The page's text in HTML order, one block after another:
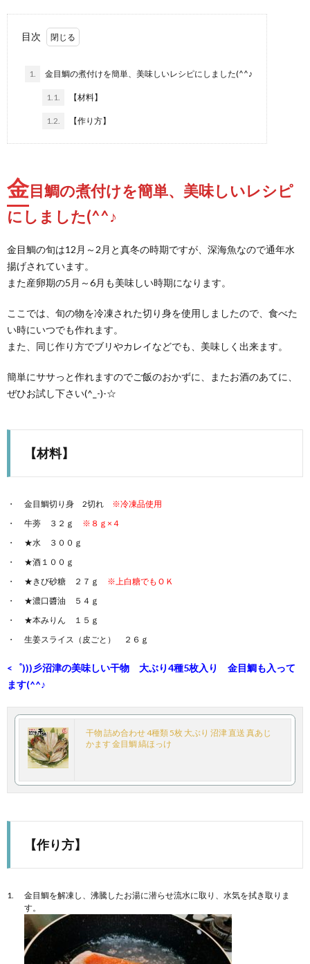
目次
1. 金目鯛の煮付けを簡単、美味しいレシピにしました(^^♪
1.1. 【材料】
1.2. 【作り方】
金目鯛の煮付けを簡単、美味しいレシピ
にしました(^^♪
金目鯛の旬は12月～2月と真冬の時期ですが、深海魚なので通年水
揚げされています。
また産卵期の5月～6月も美味しい時期になります。
ここでは、旬の物を冷凍された切り身を使用しましたので、食べた
い時にいつでも作れます。
また、同じ作り方でブリやカレイなどでも、美味しく出来ます。
簡単にササっと作れますのでご飯のおかずに、またお酒のあてに、
ぜひお試し下さい(^_-)-☆
【材料】
金目鯛切り身 2切れ ※冷凍品使用
牛蒡 ３２ｇ ※８ｇ×４
★水 ３００ｇ
★酒１００ｇ
★きび砂糖 ２７ｇ ※上白糖でもＯＫ
★濃口醬油 ５４ｇ
★本みりん １５ｇ
生姜スライス（皮ごと） ２６ｇ
<゜)))彡沼津の美味しい干物 大ぶり4種5枚入り 金目鯛も入って
ます(^^♪
干物 詰め合わせ 4種類 5枚 大ぶり 沼津 直送 真あじ
かます 金目鯛 縞ほっけ
【作り方】
金目鯛を解凍し、沸騰したお湯に潜らせ流水に取り、水気を拭き取りま
す。